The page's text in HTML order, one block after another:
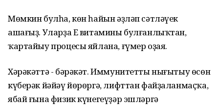
Мөмкин булһа, көн һайын әҙләп сәтләүек
ашағыҙ. Уларҙа Е витамины булғанлыҡтан,
ҡартайыу процесы яйлана, ғүмер оҙая.
Хәрәкәттә - бәрәкәт. Иммунитетты нығытыу өсөн
күберәк йәйәү йөрөргә, лифттан файҙаланмаҫҡа,
ябай ғына физик күнегеүҙәр эшләргә